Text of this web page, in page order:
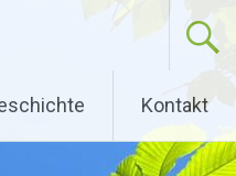
Kontakt